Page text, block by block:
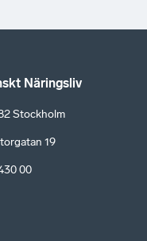
Näringsliv
Stockholm
19
00